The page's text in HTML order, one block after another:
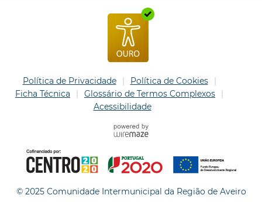
Política de Privacidade
Política de Cookies
Ficha Técnica
Glossário de Termos Complexos
Acessibilidade
© 2025 Comunidade Intermunicipal da Região de Aveiro